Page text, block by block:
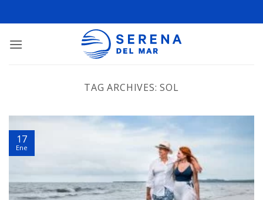
TAG ARCHIVES:SOL
17
Ene